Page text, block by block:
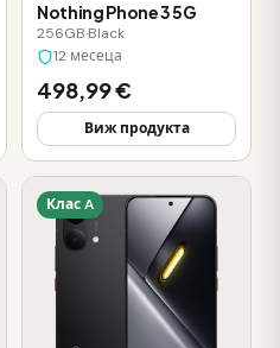
Nothing Phone 3 5G
256GB·Black
12 месеца
498,99 €
Виж продукта
Клас A